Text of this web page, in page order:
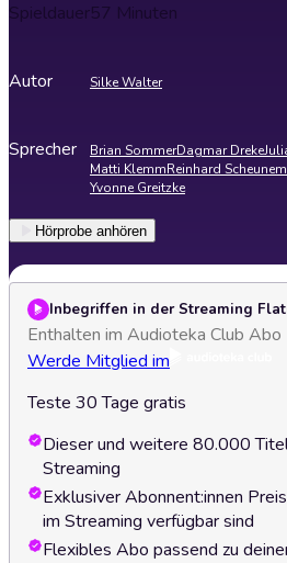
Spieldauer57 Minuten
Autor Silke Walter
Sprecher Brian SommerDagmar Dreke
Matti KlemmReinhard
Yvonne Greitzke
Hörprobe anhören
Inbegriffen in der Streaming
Enthalten im Audioteka Club Abo
Werde Mitglied im
Teste 30 Tage gratis
Dieser und weitere 80.000
Streaming
Exklusiver Abonnent:innen
im Streaming verfügbar sind
Flexibles Abo passend zu